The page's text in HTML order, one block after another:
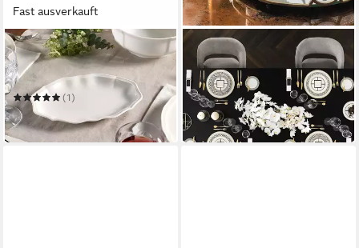
Fast ausverkauft
VILLEROY & BOCH
Servierschüssel Manoir
Beilagenschale
(1)
ab 41,90 €
in 4-5 Werktagen bei dir
VILLEROY & BOCH SIGNATURE
Tasse MetroChic Becher mit
Henkel
ab 41,62 €
in 2-3 Werktagen bei dir